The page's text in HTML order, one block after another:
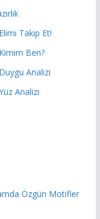
Takip Et!
Ben?
Analizi
Analizi
Özgün Motifler